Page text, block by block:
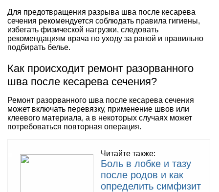
Для предотвращения разрыва шва после кесарева
сечения рекомендуется соблюдать правила гигиены,
избегать физической нагрузки, следовать
рекомендациям врача по уходу за раной и правильно
подбирать белье.
Как происходит ремонт разорванного
шва после кесарева сечения?
Ремонт разорванного шва после кесарева сечения
может включать перевязку, применение швов или
клеевого материала, а в некоторых случаях может
потребоваться повторная операция.
Читайте также:
Боль в лобке и тазу
после родов и как
определить симфизит